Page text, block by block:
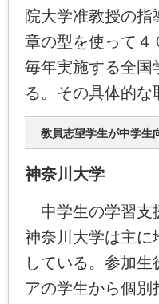
院大学准教授の
章の型を使って４
毎年実施する全国
る。その具体的な
教員志望学生が中学生
神奈川大学
中学生の学習支
神奈川大学は主に
している。参加
アの学生から個